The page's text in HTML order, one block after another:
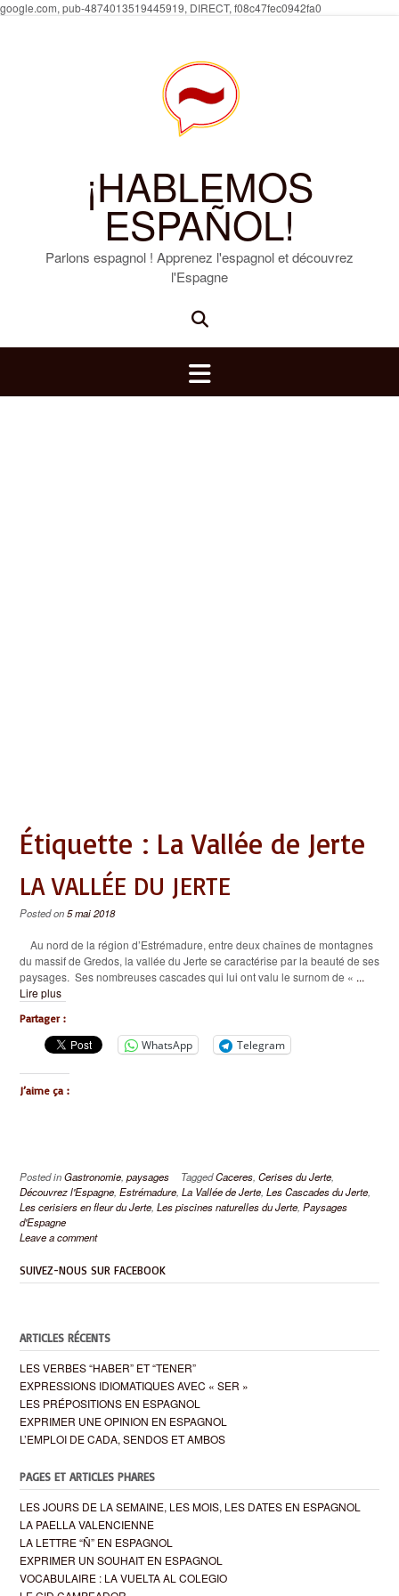
google.com, pub-4874013519445919, DIRECT, f08c47fec0942fa0
¡HABLEMOS
ESPAÑOL!
Parlons espagnol ! Apprenez l'espagnol et découvrez
l'Espagne
Étiquette : La Vallée de Jerte
LA VALLÉE DU JERTE
Posted on5 mai 2018
Au nord de la région d’Estrémadure, entre deux chaînes de montagnes
du massif de Gredos, la vallée du Jerte se caractérise par la beauté de ses
paysages. Ses nombreuses cascades qui lui ont valu le surnom de « ...
Lire plus
Partager :
WhatsApp Telegram
J’aime ça :
Posted inGastronomie, paysages TaggedCaceres, Cerises du Jerte,
Découvrez l'Espagne, Estrémadure, La Vallée de Jerte, Les Cascades du Jerte,
Les cerisiers en fleur du Jerte, Les piscines naturelles du Jerte, Paysages
d'Espagne
Leave a comment
SUIVEZ-NOUS SUR FACEBOOK
ARTICLES RÉCENTS
LES VERBES “HABER” ET “TENER”
EXPRESSIONS IDIOMATIQUES AVEC « SER »
LES PRÉPOSITIONS EN ESPAGNOL
EXPRIMER UNE OPINION EN ESPAGNOL
L’EMPLOI DE CADA, SENDOS ET AMBOS
PAGES ET ARTICLES PHARES
LES JOURS DE LA SEMAINE, LES MOIS, LES DATES EN ESPAGNOL
LA PAELLA VALENCIENNE
LA LETTRE “Ñ” EN ESPAGNOL
EXPRIMER UN SOUHAIT EN ESPAGNOL
VOCABULAIRE : LA VUELTA AL COLEGIO